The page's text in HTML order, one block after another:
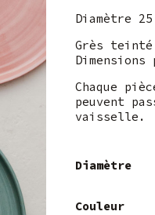
Diamètre
Grès
Chaque
peuvent
vaisselle.
Diamètre
Couleur